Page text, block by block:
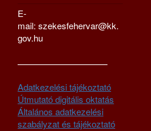
E-
mail: szekesfehervar@kk.
gov.hu
—————————–
Adatkezelési tájékoztató
Útmutató digitális oktatás
Általános adatkezelési
szabályzat és tájékoztató